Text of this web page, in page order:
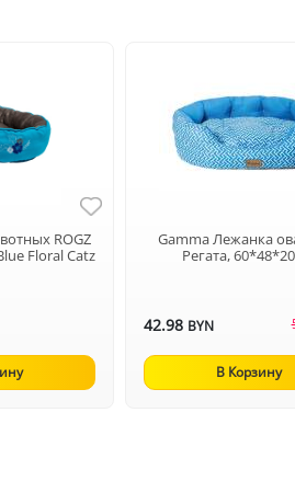
ROGZ
Floral Catz
Gamma Лежанка
Регата,
42.98 BYN
В Корзину